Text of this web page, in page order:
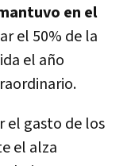
en el
el 50% de la
el año
el gasto de los
el alza